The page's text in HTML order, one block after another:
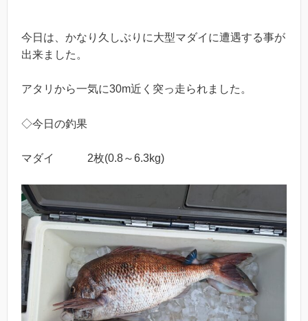
今日は、かなり久しぶりに大型マダイに遭遇する事が
出来ました。
アタリから一気に30m近く突っ走られました。
◇今日の釣果
マダイ 2枚(0.8～6.3kg)